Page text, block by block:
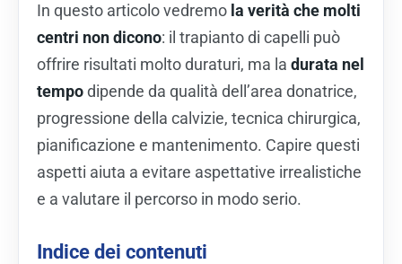
In questo articolo vedremo la verità che molti
centri non dicono: il trapianto di capelli può
offrire risultati molto duraturi, ma la durata nel
tempodipende da qualità dell’area donatrice,
progressione della calvizie, tecnica chirurgica,
pianificazione e mantenimento. Capire questi
aspetti aiuta a evitare aspettative irrealistiche
e a valutare il percorso in modo serio.
Indice dei contenuti